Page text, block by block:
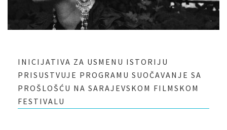
INICIJATIVA ZA USMENU ISTORIJU
PRISUSTVUJE PROGRAMU SUOČAVANJE SA
PROŠLOŠĆU NA SARAJEVSKOM FILMSKOM
FESTIVALU